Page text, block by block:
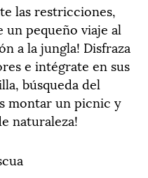
las restricciones,
un pequeño viaje al
a la jungla! Disfraza
e intégrate en sus
búsqueda del
montar un picnic y
naturaleza!